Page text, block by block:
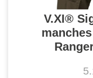
V.XI®